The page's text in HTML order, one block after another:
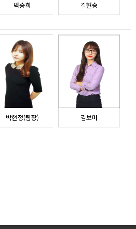
백승희 김현승
박현정(팀장) 김보미